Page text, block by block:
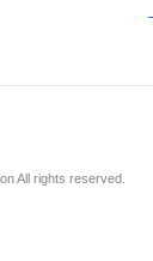
All rights reserved.